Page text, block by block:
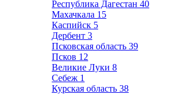
Республика Дагестан 40
Махачкала 15
Каспийск 5
Дербент 3
Псковская область 39
Псков 12
Великие Луки 8
Себеж 1
Курская область 38